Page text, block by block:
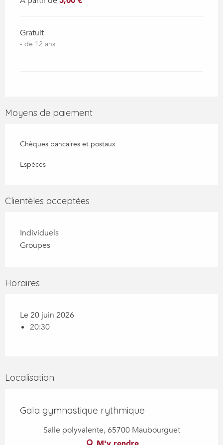
Gratuit
- de 12 ans
—
Moyens de paiement
Chèques bancaires et postaux
Espèces
Clientèles acceptées
Individuels
Groupes
Horaires
Le 20 juin 2026
20:30
Localisation
Gala gymnastique rythmique
Salle polyvalente, 65700 Maubourguet